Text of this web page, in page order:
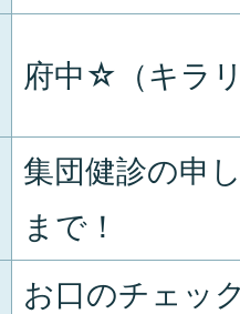
府中☆（キラ
集団健診の申
まで！
お口のチェッ